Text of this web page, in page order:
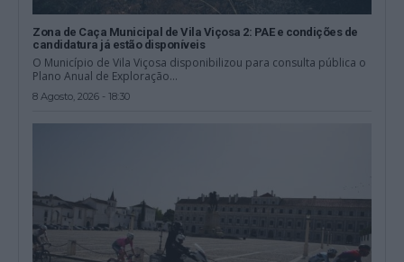
Zona de Caça Municipal de Vila Viçosa 2: PAE e condições de
candidatura já estão disponíveis
O Município de Vila Viçosa disponibilizou para consulta pública o
Plano Anual de Exploração...
8 Agosto, 2026 - 18:30